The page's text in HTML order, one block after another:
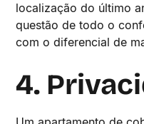
localização do último
questão de todo o
com o diferencial de
4.